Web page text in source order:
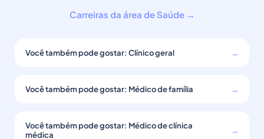
Carreiras da área de Saúde →
Você também pode gostar: Clínico geral →
Você também pode gostar: Médico de família →
Você também pode gostar: Médico de clínica
médica
→